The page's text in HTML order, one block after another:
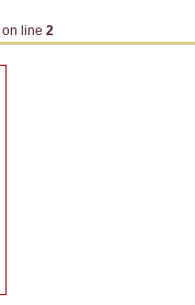
on line 2